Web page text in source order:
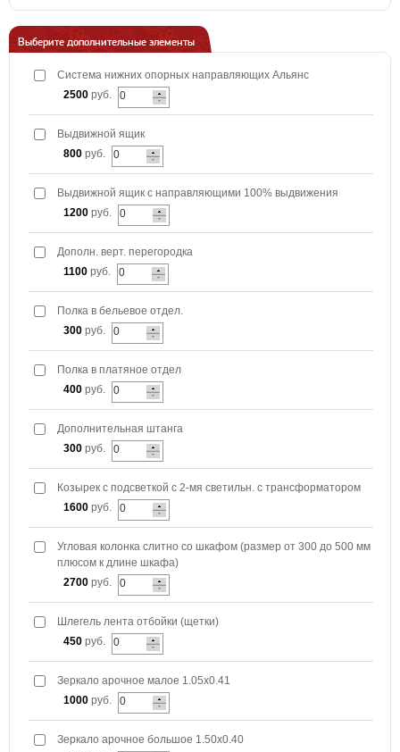
Выберите дополнительные элементы
Система нижних опорных направляющих Альянс
2500 руб.
Выдвижной ящик
800 руб.
Выдвижной ящик с направляющими 100% выдвижения
1200 руб.
Дополн. верт. перегородка
1100 руб.
Полка в бельевое отдел.
300 руб.
Полка в платяное отдел
400 руб.
Дополнительная штанга
300 руб.
Козырек с подсветкой с 2-мя светильн. с трансформатором
1600 руб.
Угловая колонка слитно со шкафом (размер от 300 до 500 мм
плюсом к длине шкафа)
2700 руб.
Шлегель лента отбойки (щетки)
450 руб.
Зеркало арочное малое 1.05х0.41
1000 руб.
Зеркало арочное большое 1.50х0.40